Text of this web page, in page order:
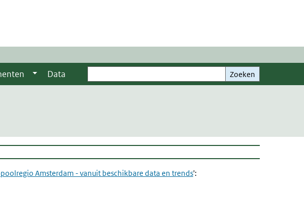
Data
Zoeken
Zoeken
Amsterdam - vanuit beschikbare data en trends':